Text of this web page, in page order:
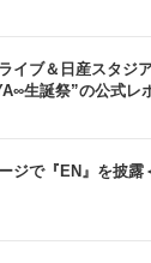
イブ＆日産スタジ
生誕祭”の公式レ
ジで『EN』を披露